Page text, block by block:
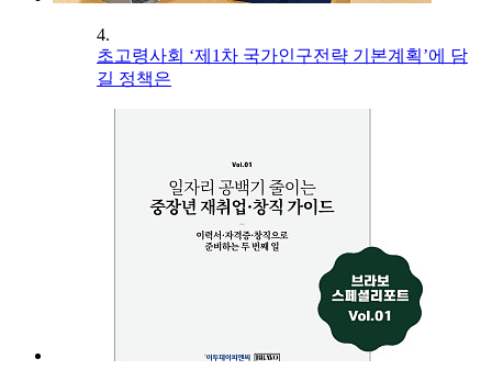
4.
초고령사회 ‘제1차 국가인구전략 기본계획’에 담
길 정책은